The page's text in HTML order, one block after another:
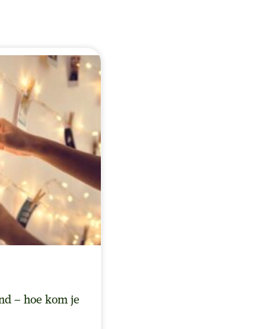
– hoe kom je